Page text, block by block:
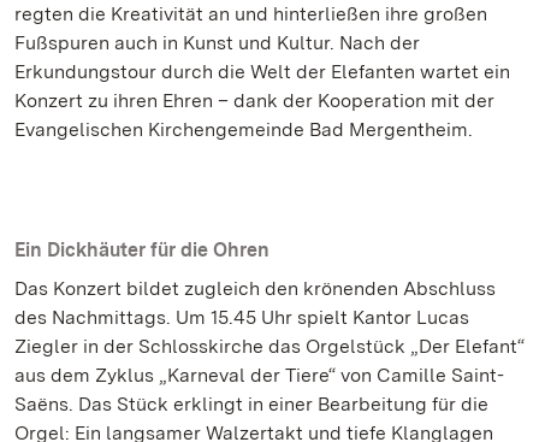
regten die Kreativität an und hinterließen ihre großen
Fußspuren auch in Kunst und Kultur. Nach der
Erkundungstour durch die Welt der Elefanten wartet ein
Konzert zu ihren Ehren – dank der Kooperation mit der
Evangelischen Kirchengemeinde Bad Mergentheim.
Ein Dickhäuter für die Ohren
Das Konzert bildet zugleich den krönenden Abschluss
des Nachmittags. Um 15.45 Uhr spielt Kantor Lucas
Ziegler in der Schlosskirche das Orgelstück „Der Elefant“
aus dem Zyklus „Karneval der Tiere“ von Camille Saint-
Saëns. Das Stück erklingt in einer Bearbeitung für die
Orgel: Ein langsamer Walzertakt und tiefe Klanglagen